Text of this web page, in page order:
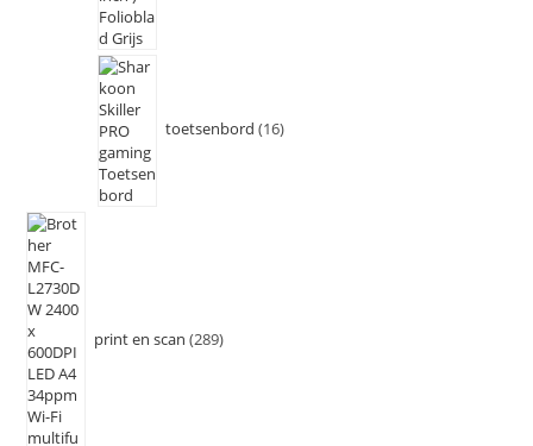
toetsenbord 16
print en scan 289